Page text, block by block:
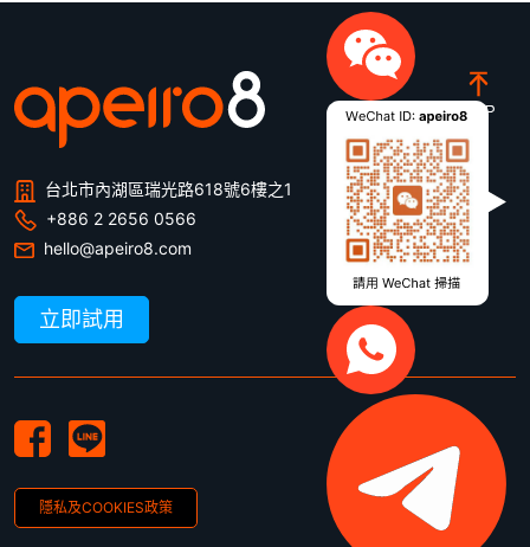
台北市內湖區瑞光路618號6樓之1
+886 2 2656 0566
hello@apeiro8.com
立即試用
隱私及COOKIES政策